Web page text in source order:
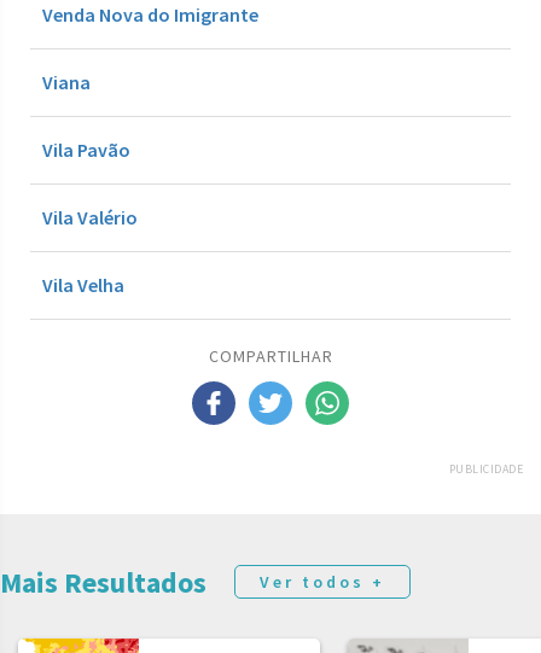
Venda Nova do Imigrante
Viana
Vila Pavão
Vila Valério
Vila Velha
COMPARTILHAR
PUBLICIDADE
Mais Resultados Ver todos +